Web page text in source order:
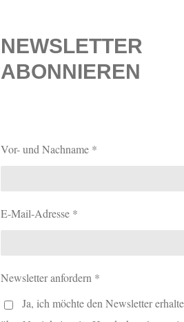
NEWSLETTER
ABONNIEREN
Vor- und Nachname *
E-Mail-Adresse *
Newsletter anfordern *
Ja, ich möchte den Newsletter